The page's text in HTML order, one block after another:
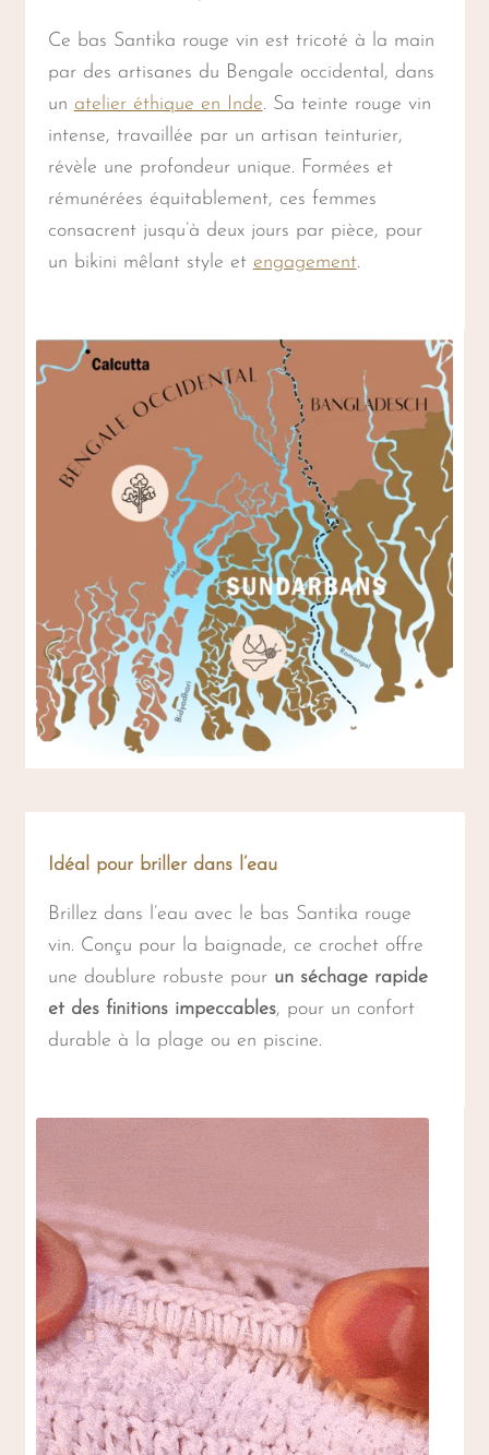
Ce bas Santika rouge vin est tricoté à la main
par des artisanes du Bengale occidental, dans
un atelier éthique en Inde. Sa teinte rouge vin
intense, travaillée par un artisan teinturier,
révèle une profondeur unique. Formées et
rémunérées équitablement, ces femmes
consacrent jusqu’à deux jours par pièce, pour
un bikini mêlant style et engagement.
Idéal pour briller dans l’eau
Brillez dans l’eau avec le bas Santika rouge
vin. Conçu pour la baignade, ce crochet offre
une doublure robuste pour un séchage rapide
et des finitions impeccables, pour un confort
durable à la plage ou en piscine.